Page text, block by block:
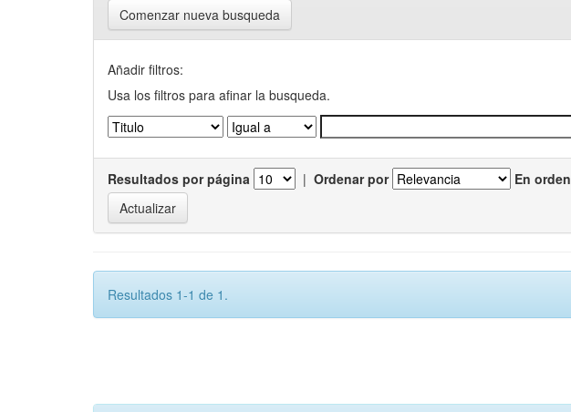
Comenzar nueva busqueda
Añadir filtros:
Usa los filtros para afinar la busqueda.
Resultados por página | Ordenar por En orden
Resultados 1-1 de 1.